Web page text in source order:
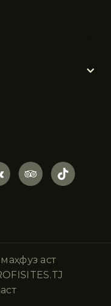
аст